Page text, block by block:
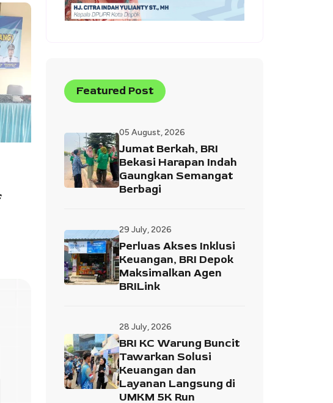
Featured Post
05 August, 2026
Jumat Berkah, BRI
Bekasi Harapan Indah
Gaungkan Semangat
Berbagi
29 July, 2026
Perluas Akses Inklusi
Keuangan, BRI Depok
Maksimalkan Agen
BRILink
28 July, 2026
BRI KC Warung Buncit
Tawarkan Solusi
Keuangan dan
Layanan Langsung di
UMKM 5K Run